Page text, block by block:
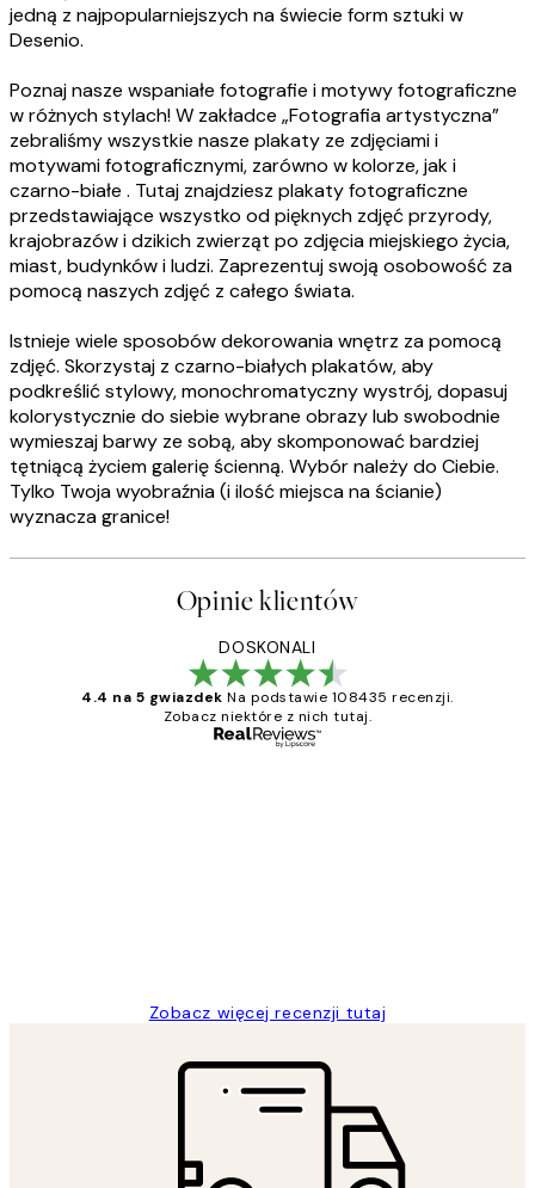
jedną z najpopularniejszych na świecie form sztuki w
Desenio.
Poznaj nasze wspaniałe fotografie i motywy fotograficzne
w różnych stylach! W zakładce „Fotografia artystyczna”
zebraliśmy wszystkie nasze plakaty ze zdjęciami i
motywami fotograficznymi, zarówno w kolorze, jak i
czarno-białe . Tutaj znajdziesz plakaty fotograficzne
przedstawiające wszystko od pięknych zdjęć przyrody,
krajobrazów i dzikich zwierząt po zdjęcia miejskiego życia,
miast, budynków i ludzi. Zaprezentuj swoją osobowość za
pomocą naszych zdjęć z całego świata.
Istnieje wiele sposobów dekorowania wnętrz za pomocą
zdjęć. Skorzystaj z czarno-białych plakatów, aby
podkreślić stylowy, monochromatyczny wystrój, dopasuj
kolorystycznie do siebie wybrane obrazy lub swobodnie
wymieszaj barwy ze sobą, aby skomponować bardziej
tętniącą życiem galerię ścienną. Wybór należy do Ciebie.
Tylko Twoja wyobraźnia (i ilość miejsca na ścianie)
wyznacza granice!
Opinie klientów
DOSKONALI
4.4 na 5 gwiazdek Na podstawie 108435 recenzji.
Zobacz niektóre z nich tutaj.
Zobacz więcej recenzji tutaj